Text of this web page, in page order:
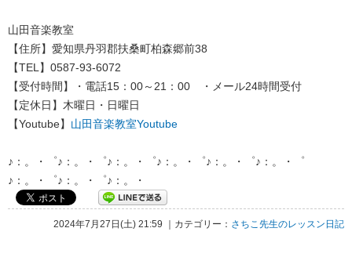
山田音楽教室
【住所】愛知県丹羽郡扶桑町柏森郷前38
【TEL】0587-93-6072
【受付時間】・電話15：00～21：00 ・メール24時間受付
【定休日】木曜日・日曜日
【Youtube】 山田音楽教室Youtube
♪：。・゜♪：。・゜♪：。・゜♪：。・゜♪：。・゜♪：。・゜
♪：。・゜♪：。・゜♪：。・
2024年7月27日(土) 21:59 ｜カテゴリー： さちこ先生のレッスン日記